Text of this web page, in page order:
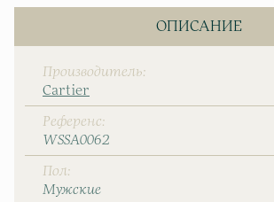
ОПИСАНИЕ
Производитель
Cartier
Референс
WSSA0062
Пол
Мужские